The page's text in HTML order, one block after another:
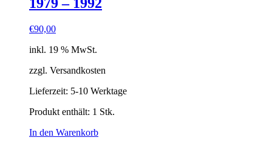
1979 – 1992
€90,00
inkl. 19 % MwSt.
zzgl. Versandkosten
Lieferzeit: 5-10 Werktage
Produkt enthält: 1 Stk.
In den Warenkorb